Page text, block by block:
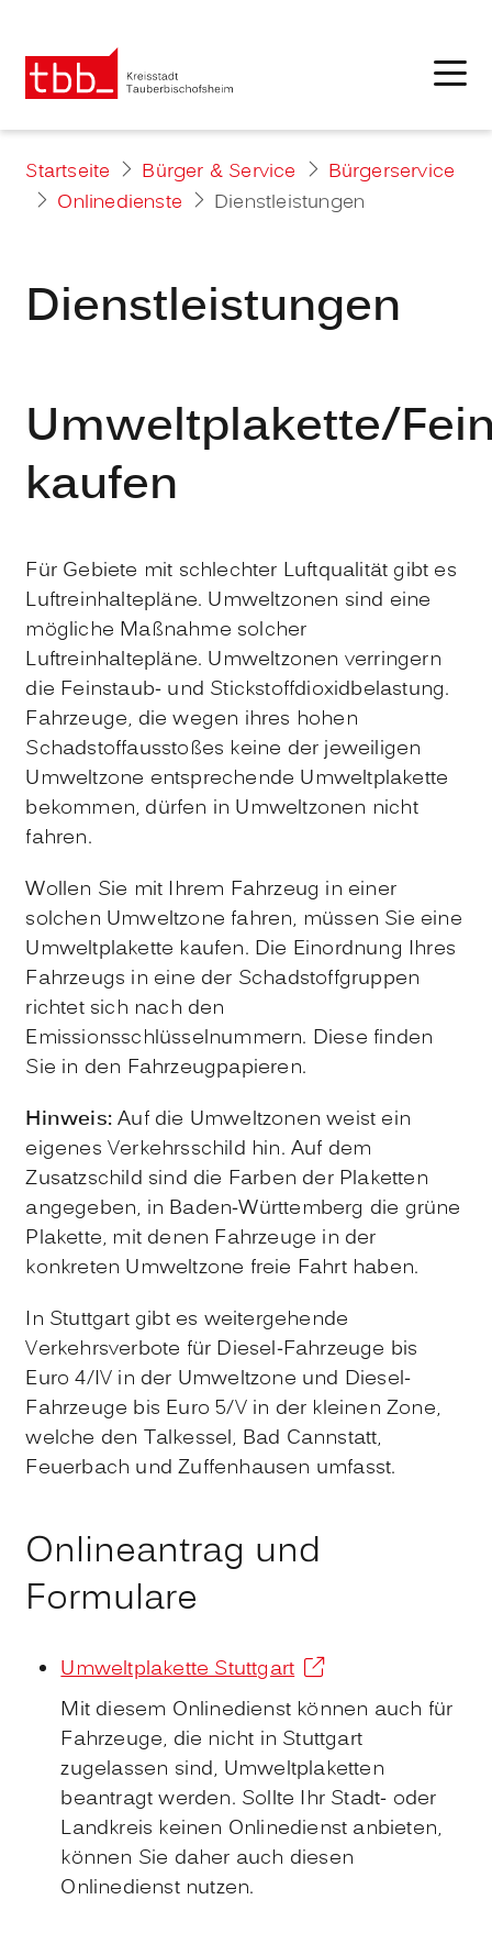
Startseite Bürger & Service
Bürgerservice
Onlinedienste
Dienstleistungen
Dienstleistungen
Umweltplakette/
kaufen
Für Gebiete mit schlechter Luftqualität gibt es
Luftreinhaltepläne. Umweltzonen sind eine
mögliche Maßnahme solcher
Luftreinhaltepläne. Umweltzonen verringern
die Feinstaub- und Stickstoffdioxidbelastung.
Fahrzeuge, die wegen ihres hohen
Schadstoffausstoßes keine der jeweiligen
Umweltzone entsprechende Umweltplakette
bekommen, dürfen in Umweltzonen nicht
fahren.
Wollen Sie mit Ihrem Fahrzeug in einer
solchen Umweltzone fahren, müssen Sie eine
Umweltplakette kaufen. Die Einordnung Ihres
Fahrzeugs in eine der Schadstoffgruppen
richtet sich nach den
Emissionsschlüsselnummern. Diese finden
Sie in den Fahrzeugpapieren.
Hinweis:Auf die Umweltzonen weist ein
eigenes Verkehrsschild hin. Auf dem
Zusatzschild sind die Farben der Plaketten
angegeben, in Baden-Württemberg die grüne
Plakette, mit denen Fahrzeuge in der
konkreten Umweltzone freie Fahrt haben.
In Stuttgart gibt es weitergehende
Verkehrsverbote für Diesel-Fahrzeuge bis
Euro 4/IV in der Umweltzone und Diesel-
Fahrzeuge bis Euro 5/V in der kleinen Zone,
welche den Talkessel, Bad Cannstatt,
Feuerbach und Zuffenhausen umfasst.
Onlineantrag und
Formulare
Umweltplakette Stuttgart
Mit diesem Onlinedienst können auch für
Fahrzeuge, die nicht in Stuttgart
zugelassen sind, Umweltplaketten
beantragt werden. Sollte Ihr Stadt- oder
Landkreis keinen Onlinedienst anbieten,
können Sie daher auch diesen
Onlinedienst nutzen.